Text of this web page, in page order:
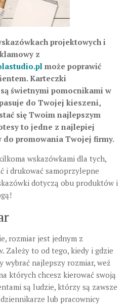
projektowych i
z
może poprawić
Karteczki
świetnymi pomocnikami w
do Twojej kieszeni,
się Twoim najlepszym
to jedne z najlepiej
do promowania Twojej firmy.
wskazówkami dla tych,
i drukować samoprzylepne
dotyczą obu produktów i
rozmiar jest jednym z
Zależy to od tego, kiedy i gdzie
wybrać najlepszy rozmiar, weź
których chcesz kierować swoją
są ludzie, którzy są zawsze
lub pracownicy